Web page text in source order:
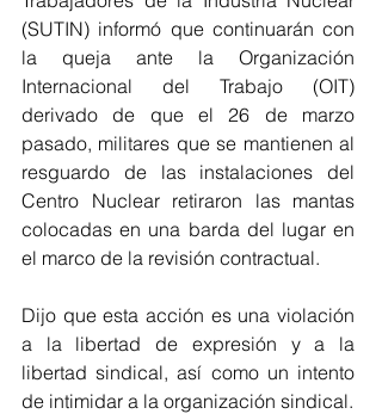
(SUTIN) informó que continuarán con
la queja ante la Organización
Internacional del Trabajo (OIT)
derivado de que el 26 de marzo
pasado, militares que se mantienen al
resguardo de las instalaciones del
Centro Nuclear retiraron las mantas
colocadas en una barda del lugar en
el marco de la revisión contractual.
Dijo que esta acción es una violación
a la libertad de expresión y a la
libertad sindical, así como un intento
de intimidar a la organización sindical.